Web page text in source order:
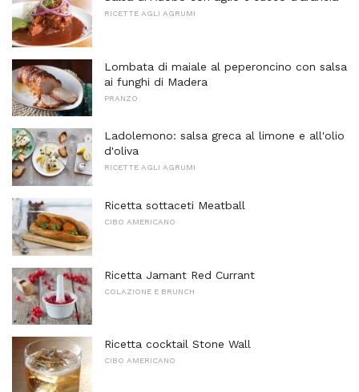
RICETTE AGLI AGRUMI
Lombata di maiale al peperoncino con salsa
ai funghi di Madera
PRANZO
Ladolemono: salsa greca al limone e all'olio
d'oliva
RICETTE AGLI AGRUMI
Ricetta sottaceti Meatball
CIBO AMERICANO
Ricetta Jamant Red Currant
COLAZIONE E BRUNCH
Ricetta cocktail Stone Wall
CIBO AMERICANO